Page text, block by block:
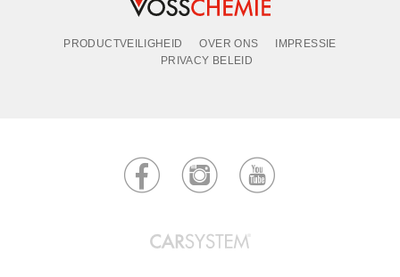
PRODUCTVEILIGHEID OVER ONS
IMPRESSIE
PRIVACY BELEID